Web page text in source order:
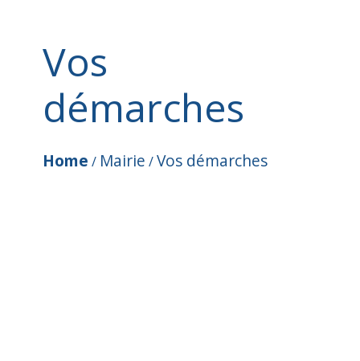
Vos
démarches
Home / Mairie /Vos démarches